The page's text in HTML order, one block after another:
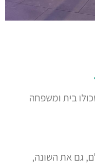
בית ומשפחה
גם את השונה,